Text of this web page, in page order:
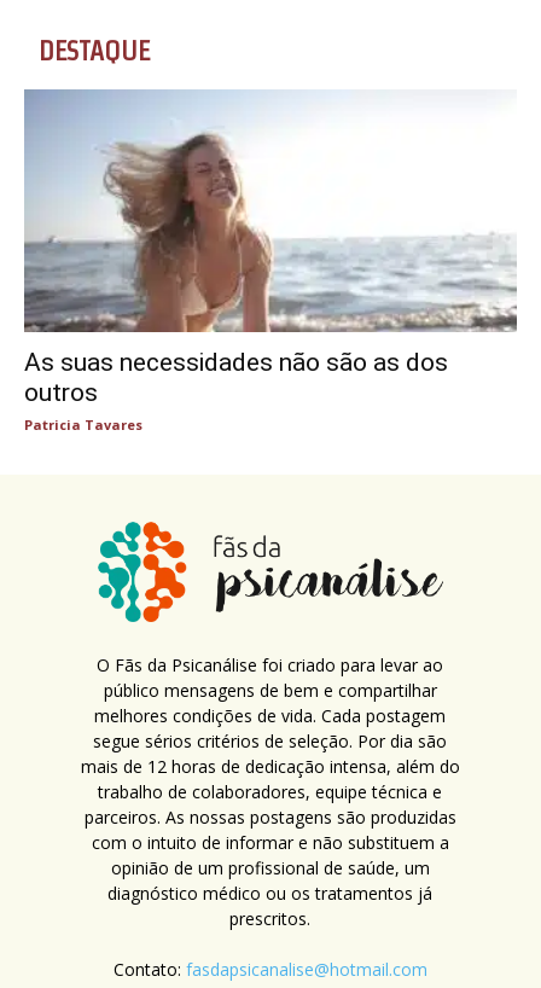
DESTAQUE
As suas necessidades não são as dos
outros
Patricia Tavares
O Fãs da Psicanálise foi criado para levar ao
público mensagens de bem e compartilhar
melhores condições de vida. Cada postagem
segue sérios critérios de seleção. Por dia são
mais de 12 horas de dedicação intensa, além do
trabalho de colaboradores, equipe técnica e
parceiros. As nossas postagens são produzidas
com o intuito de informar e não substituem a
opinião de um profissional de saúde, um
diagnóstico médico ou os tratamentos já
prescritos.
Contato: fasdapsicanalise@hotmail.com